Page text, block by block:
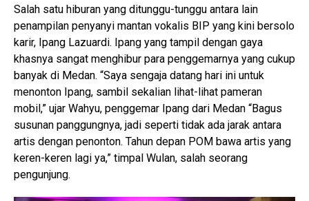
Salah satu hiburan yang ditunggu-tunggu antara lain
penampilan penyanyi mantan vokalis BIP yang kini bersolo
karir, Ipang Lazuardi. Ipang yang tampil dengan gaya
khasnya sangat menghibur para penggemarnya yang cukup
banyak di Medan. “Saya sengaja datang hari ini untuk
menonton Ipang, sambil sekalian lihat-lihat pameran
mobil,” ujar Wahyu, penggemar Ipang dari Medan “Bagus
susunan panggungnya, jadi seperti tidak ada jarak antara
artis dengan penonton. Tahun depan POM bawa artis yang
keren-keren lagi ya,” timpal Wulan, salah seorang
pengunjung.